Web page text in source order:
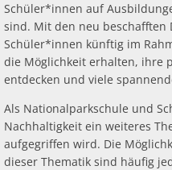
Schüler*innen auf
sind. Mit den neu beschafften
Schüler*innen künftig im
die Möglichkeit erhalten, ihre
entdecken und viele
Als Nationalparkschule und
Nachhaltigkeit ein weiteres
aufgegriffen wird. Die
dieser Thematik sind häufig